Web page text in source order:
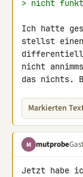
> nicht
Ich hatte
stellst einen
nicht
das nichts.
Markierten
M mutprobeGast
Jetzt habe